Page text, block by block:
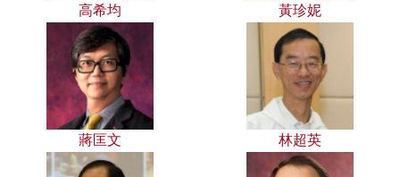
高希均 黃珍妮
蔣匡文 林超英